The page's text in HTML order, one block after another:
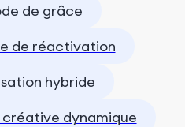
de grâce
de réactivation
hybride
dynamique